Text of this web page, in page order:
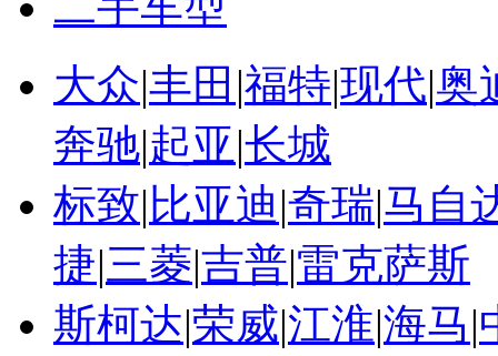
大众|丰田 |福特|现代|奥
奔驰|起亚|长城
标致| 比亚迪|奇瑞|马自
捷|三菱|吉普|雷克萨斯
斯柯达|荣威|江淮|海马|